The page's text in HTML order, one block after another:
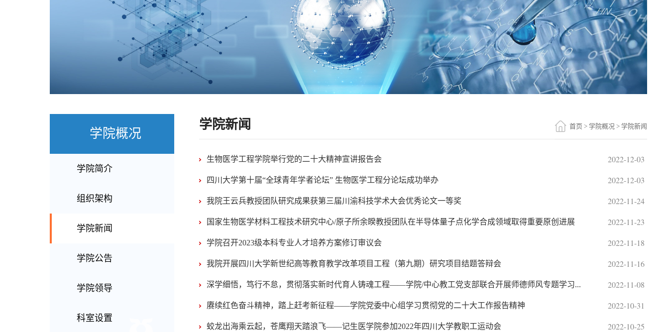
学院概况
学院简介
组织架构
学院新闻
学院公告
学院领导
科室设置
学院新闻 首页 > 学院概况 > 学院新闻
2022-12-03
生物医学工程学院举行党的二十大精神宣讲报告会
2022-12-03
四川大学第十届“全球青年学者论坛” 生物医学工程分论坛成功举办
2022-11-24
我院王云兵教授团队研究成果获第三届川渝科技学术大会优秀论文一等奖
2022-11-23
国家生物医学材料工程技术研究中心/原子所余睽教授团队在半导体量子点化学合成领域取得重要原创进展
2022-11-18
学院召开2023级本科专业人才培养方案修订审议会
2022-11-16
我院开展四川大学新世纪高等教育教学改革项目工程（第九期）研究项目结题答辩会
2022-11-08
深学细悟，笃行不怠，贯彻落实新时代育人铸魂工程——学院/中心教工党支部联合开展师德师风专题学习...
2022-10-31
赓续红色奋斗精神，踏上赶考新征程——学院党委中心组学习贯彻党的二十大工作报告精神
2022-10-25
蛟龙出海乘云起，苍鹰翔天踏浪飞——记生医学院参加2022年四川大学教职工运动会